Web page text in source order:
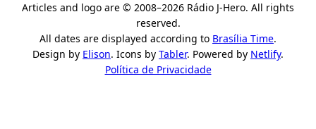
Articles and logo are © 2008–2026 Rádio J-Hero. All rights
reserved.
All dates are displayed according to Brasília Time.
Design by Elison. Icons by Tabler. Powered by Netlify.
Política de Privacidade